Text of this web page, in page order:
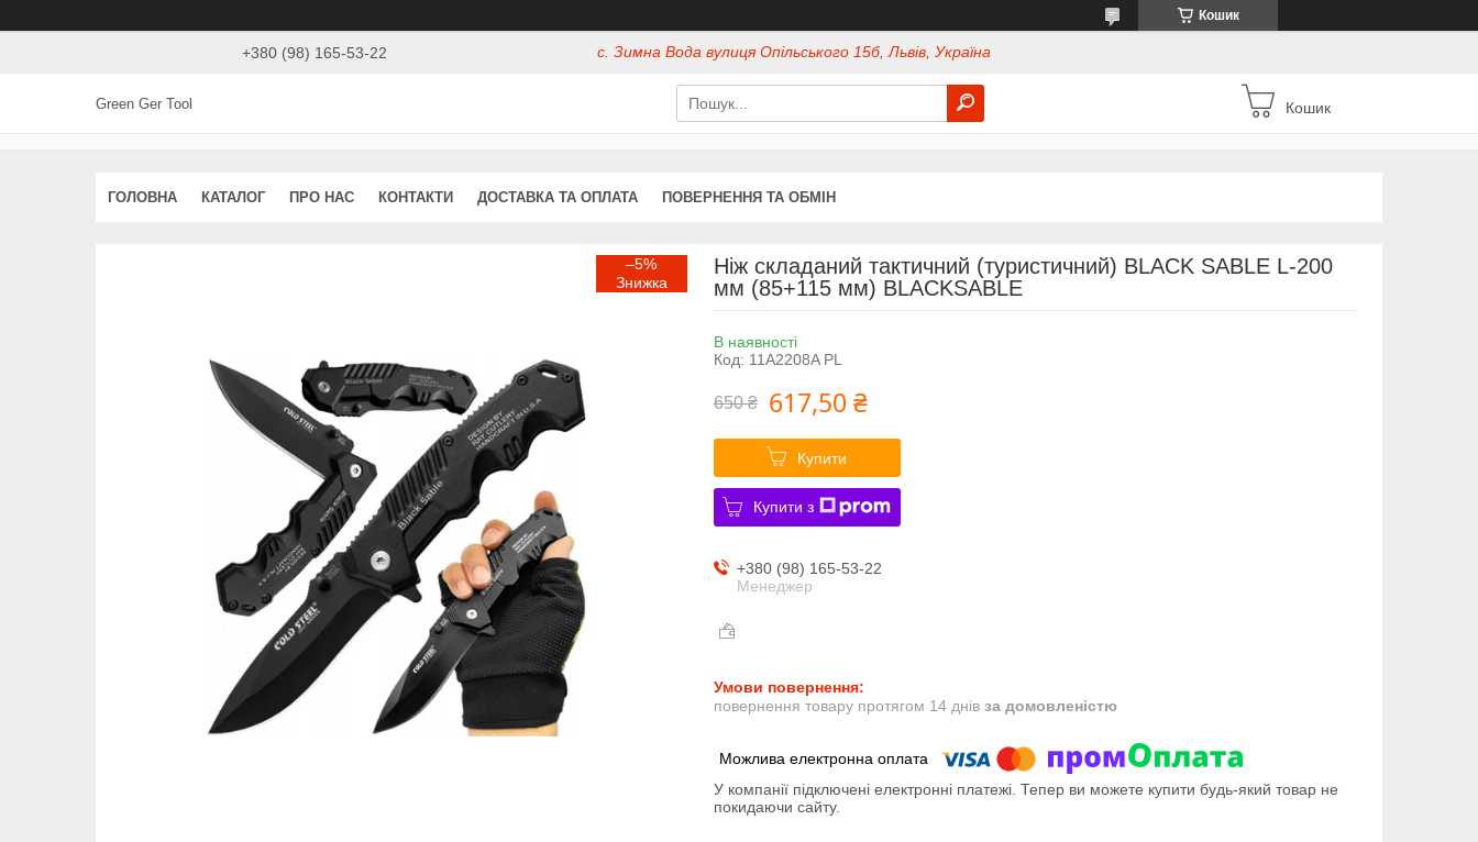
Кошик
+380 (98) 165-53-22 с. Зимна Вода вулиця Опільського 15б, Львів, Україна
Green Ger Tool Кошик
ГОЛОВНА КАТАЛОГ ПРО НАС КОНТАКТИ ДОСТАВКА ТА ОПЛАТА ПОВЕРНЕННЯ ТА ОБМІН
–5%
Ніж складаний тактичний (туристичний) BLACK SABLE L-200
мм (85+115 мм) BLACKSABLE
В наявності
Код: 11A2208A PL
650 ₴ 617,50 ₴
Купити
Купити з
+380 (98) 165-53-22
Менеджер
повернення товару протягом 14 днів за домовленістю
У компанії підключені електронні платежі. Тепер ви можете купити будь-який товар не
покидаючи сайту.